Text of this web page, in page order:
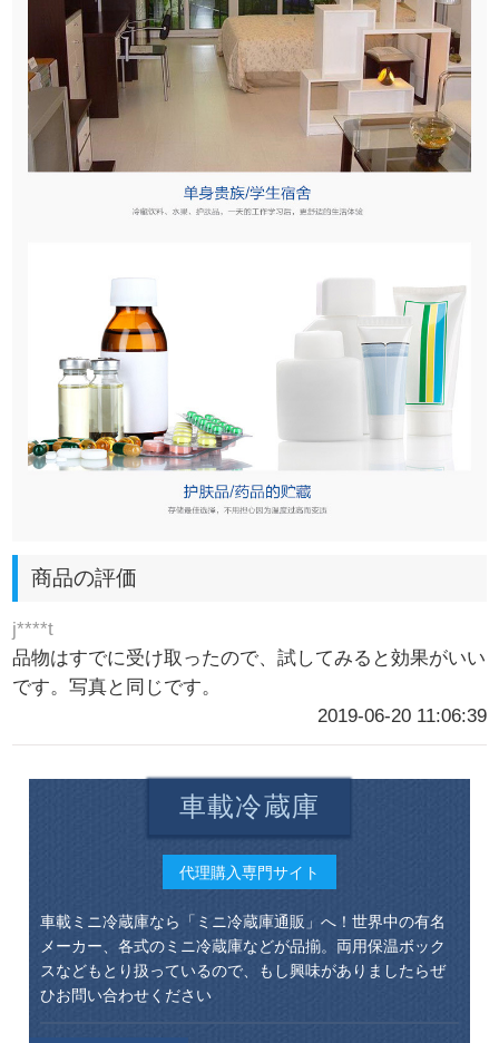
商品の評価
j****t
品物はすでに受け取ったので、試してみると効果がいい
です。写真と同じです。
2019-06-20 11:06:39
車載冷蔵庫
代理購入専門サイト
車載ミニ冷蔵庫なら「ミニ冷蔵庫通販」へ！世界中の有名
メーカー、各式のミニ冷蔵庫などが品揃。両用保温ボック
スなどもとり扱っているので、もし興味がありましたらぜ
ひお問い合わせください